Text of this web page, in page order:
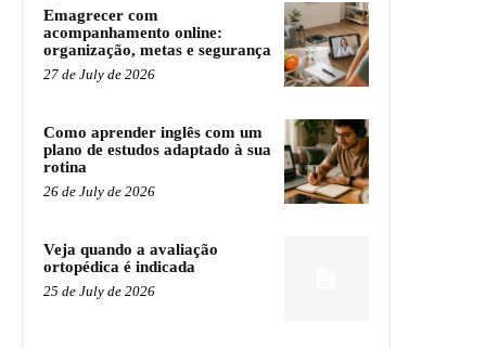
Emagrecer com
acompanhamento online:
organização, metas e segurança
27 de July de 2026
Como aprender inglês com um
plano de estudos adaptado à sua
rotina
26 de July de 2026
Veja quando a avaliação
ortopédica é indicada
25 de July de 2026